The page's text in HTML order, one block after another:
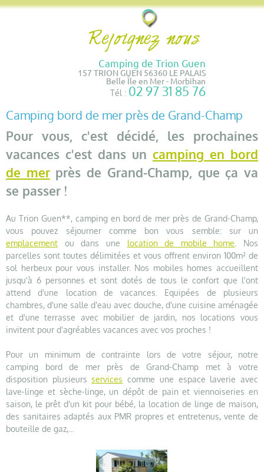
Camping de Trion Guen
157 TRION GUEN 56360 LE PALAIS
Belle Île en Mer - Morbihan
Tél : 02 97 31 85 76
Camping bord de mer près de Grand-Champ
Pour vous, c'est décidé, les prochaines
vacances c'est dans un camping en bord
de merprès de Grand-Champ, que ça va
se passer !
Au Trion Guen**, camping en bord de mer près de Grand-Champ,
vous pouvez séjourner comme bon vous semble: sur un
emplacement ou dans une location de mobile home . Nos
parcelles sont toutes délimitées et vous offrent environ 100m² de
sol herbeux pour vous installer. Nos mobiles homes accueillent
jusqu'à 6 personnes et sont dotés de tous le confort que l'ont
attend d'une location de vacances. Equipées de plusieurs
chambres, d'une salle d'eau avec douche, d'une cuisine aménagée
et d'une terrasse avec mobilier de jardin, nos locations vous
invitent pour d'agréables vacances avec vos proches !
Pour un minimum de contrainte lors de votre séjour, notre
camping bord de mer près de Grand-Champ met à votre
disposition plusieursservices comme une espace laverie avec
lave-linge et sèche-linge, un dépôt de pain et viennoiseries en
saison, le prêt d'un kit pour bébé, la location de linge de maison,
des sanitaires adaptés aux PMR propres et entretenus, vente de
bouteille de gaz,...